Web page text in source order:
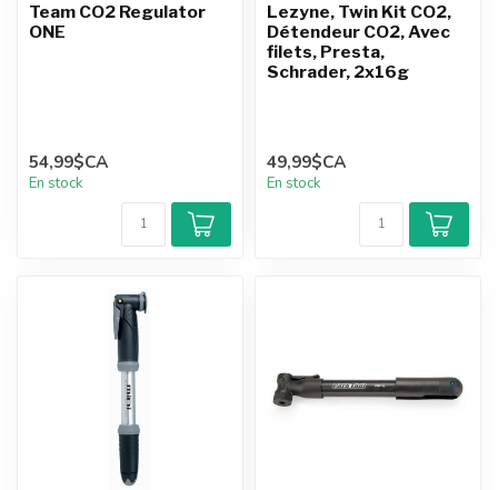
Team CO2 Regulator
ONE
54,99$CA
En stock
Lezyne, Twin Kit CO2,
Détendeur CO2, Avec
filets, Presta,
Schrader, 2x16g
49,99$CA
En stock